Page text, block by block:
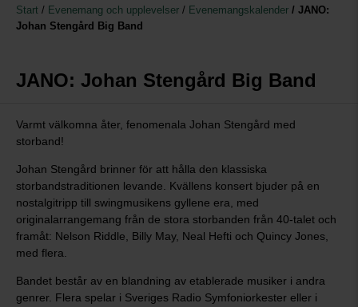
Start / Evenemang och upplevelser / Evenemangskalender / JANO:
Johan Stengård Big Band
JANO: Johan Stengård Big Band
Varmt välkomna åter, fenomenala Johan Stengård med
storband!
Johan Stengård brinner för att hålla den klassiska
storbandstraditionen levande. Kvällens konsert bjuder på en
nostalgitripp till swingmusikens gyllene era, med
originalarrangemang från de stora storbanden från 40-talet och
framåt: Nelson Riddle, Billy May, Neal Hefti och Quincy Jones,
med flera.
Bandet består av en blandning av etablerade musiker i andra
genrer. Flera spelar i Sveriges Radio Symfoniorkester eller i